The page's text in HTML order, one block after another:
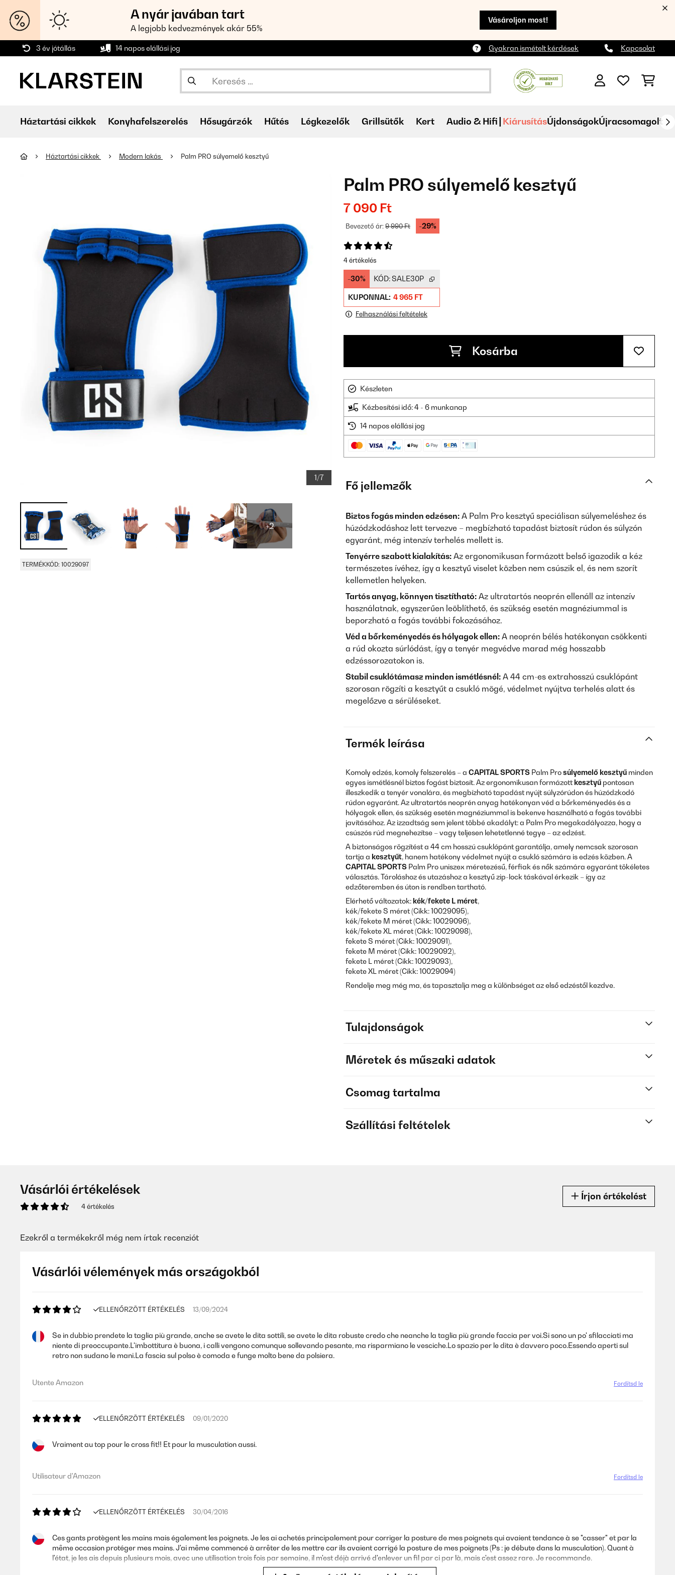
A nyár javában tart
A legjobb kedvezmények akár 55%
Vásároljon most!
3 év jótállás 14 napos elállási jog Gyakran ismételt kérdések Kapcsolat
Háztartási cikkek Konyhafelszerelés Hősugárzók Hűtés Légkezelők Grillsütők Kert Audio & Hifi KiárusításÚjdonságokÚjracsomagolt
Háztartási cikkek Modern lakás Palm PRO súlyemelő kesztyű
1/7
+2
TERMÉKKÓD: 10029097
Palm PRO súlyemelő kesztyű
7 090 Ft
Bevezető ár:9 990 Ft -29%
4 értékelés
-30% KÓD:SALE30P
KUPONNAL: 4 965 FT
Felhasználási feltételek
Kosárba
Készleten
Kézbesítési idő: 4 - 6 munkanap
14 napos elállási jog
Fő jellemzők
Biztos fogás minden edzésen: A Palm Pro kesztyű speciálisan súlyemeléshez és
húzódzkodáshoz lett tervezve – megbízható tapadást biztosít rúdon és súlyzón
egyaránt, még intenzív terhelés mellett is.
Tenyérre szabott kialakítás: Az ergonomikusan formázott belső igazodik a kéz
természetes ívéhez, így a kesztyű viselet közben nem csúszik el, és nem szorít
kellemetlen helyeken.
Tartós anyag, könnyen tisztítható: Az ultratartós neoprén ellenáll az intenzív
használatnak, egyszerűen leöblíthető, és szükség esetén magnéziummal is
beporzható a fogás további fokozásához.
Véd a bőrkeményedés és hólyagok ellen: A neoprén bélés hatékonyan csökkenti
a rúd okozta súrlódást, így a tenyér megvédve marad még hosszabb
edzéssorozatokon is.
Stabil csuklótámasz minden ismétlésnél: A 44 cm-es extrahosszú csuklópánt
szorosan rögzíti a kesztyűt a csukló mögé, védelmet nyújtva terhelés alatt és
megelőzve a sérüléseket.
Termék leírása
Komoly edzés, komoly felszerelés – a CAPITAL SPORTS Palm Prosúlyemelő kesztyű minden
egyes ismétlésnél biztos fogást biztosít. Az ergonomikusan formázott kesztyű pontosan
illeszkedik a tenyér vonalára, és megbízható tapadást nyújt súlyzórúdon és húzódzkodó
rúdon egyaránt. Az ultratartós neoprén anyag hatékonyan véd a bőrkeményedés és a
hólyagok ellen, és szükség esetén magnéziummal is bekenve használható a fogás további
javításához. Az izzadtság sem jelent többé akadályt: a Palm Pro megakadályozza, hogy a
csúszós rúd megnehezítse – vagy teljesen lehetetlenné tegye – az edzést.
A biztonságos rögzítést a 44 cm hosszú csuklópánt garantálja, amely nemcsak szorosan
tartja a kesztyűt, hanem hatékony védelmet nyújt a csukló számára is edzés közben. A
CAPITAL SPORTS Palm Pro uniszex méretezésű, férfiak és nők számára egyaránt tökéletes
választás. Tároláshoz és utazáshoz a kesztyű zip-lock táskával érkezik – így az
edzőteremben és úton is rendben tartható.
Elérhető változatok: kék/fekete L méret,
kék/fekete S méret (Cikk: 10029095),
kék/fekete M méret (Cikk: 10029096),
kék/fekete XL méret (Cikk: 10029098),
fekete S méret (Cikk: 10029091),
fekete M méret (Cikk: 10029092),
fekete L méret (Cikk: 10029093),
fekete XL méret (Cikk: 10029094)
Rendelje meg még ma, és tapasztalja meg a különbséget az első edzéstől kezdve.
Tulajdonságok
Méretek és műszaki adatok
Csomag tartalma
Szállítási feltételek
Vásárlói értékelések
4 értékelés
Írjon értékelést
Ezekről a termékekről még nem írtak recenziót
Vásárlói vélemények más országokból
ELLENŐRZÖTT ÉRTÉKELÉS 13/09/2024
Se in dubbio prendete la taglia più grande, anche se avete le dita sottili, se avete le dita robuste credo che neanche la taglia più grande faccia per voi.Si sono un po' sfilacciati ma
niente di preoccupante.L'imbottitura è buona, i calli vengono comunque sollevando pesante, ma risparmiano le vesciche.Lo spazio per le dita è davvero poco.Essendo aperti sul
retro non sudano le mani.La fascia sul polso è comoda e funge molto bene da polsiera.
Utente Amazon Fordítsd le
ELLENŐRZÖTT ÉRTÉKELÉS 09/01/2020
Vraiment au top pour le cross fit!! Et pour la musculation aussi.
Utilisateur d'Amazon Fordítsd le
ELLENŐRZÖTT ÉRTÉKELÉS 30/04/2016
Ces gants protègent les mains mais également les poignets. Je les ai achetés principalement pour corriger la posture de mes poignets qui avaient tendance à se "casser" et par la
même occasion protéger mes mains. J'ai même commencé à arrêter de les mettre car ils avaient corrigé la posture de mes poignets (Ps : je débute dans la musculation). Quant à
l'état, je les ais depuis plusieurs mois, avec une utilisation trois fois par semaine, il m'est déjà arrivé d'enlever un fil par ci par là, mais c'est assez rare. Je recommande.